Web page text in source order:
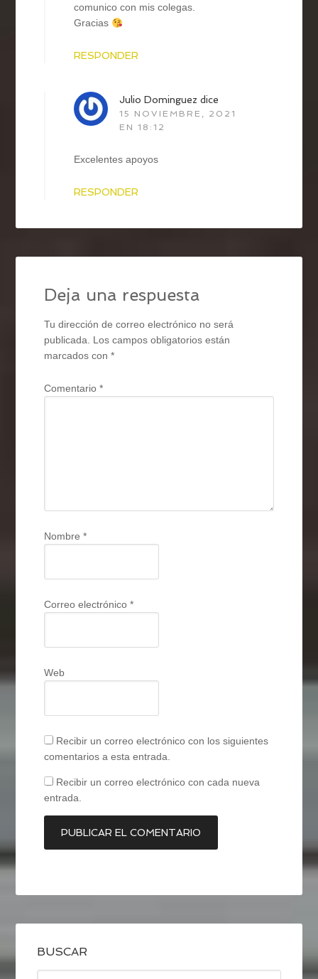
comunico con mis colegas.
Gracias
RESPONDER
Julio Dominguez dice
15 NOVIEMBRE, 2021
EN 18:12
Excelentes apoyos
RESPONDER
Deja una respuesta
Tu dirección de correo electrónico no será
publicada. Los campos obligatorios están
marcados con*
Comentario*
Nombre*
Correo electrónico*
Web
Recibir un correo electrónico con los siguientes
comentarios a esta entrada.
Recibir un correo electrónico con cada nueva
entrada.
BUSCAR